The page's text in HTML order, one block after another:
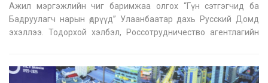
Ажил мэргэжлийн чиг баримжаа олгох “Гүн сэтгэгчид ба
Бадруулагч нарын өдрүүд” Улаанбаатар дахь Русский Домд
эхэллээ. Тодорхой хэлбэл, Россотрудничество агентлагийн
олгохоор ажиллаж байна.